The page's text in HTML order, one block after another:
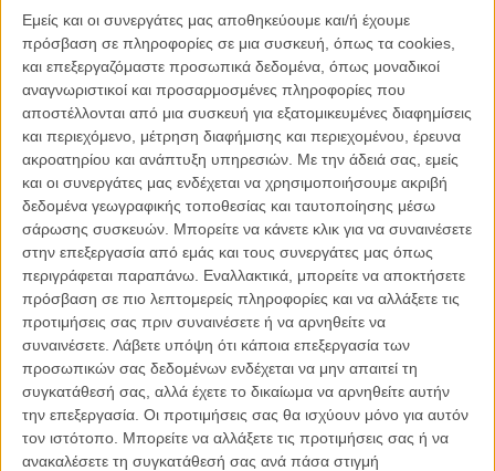
Εμείς και οι συνεργάτες μας αποθηκεύουμε και/ή έχουμε
πρόσβαση σε πληροφορίες σε μια συσκευή, όπως τα cookies,
και επεξεργαζόμαστε προσωπικά δεδομένα, όπως μοναδικοί
αναγνωριστικοί και προσαρμοσμένες πληροφορίες που
αποστέλλονται από μια συσκευή για εξατομικευμένες διαφημίσεις
και περιεχόμενο, μέτρηση διαφήμισης και περιεχομένου, έρευνα
ακροατηρίου και ανάπτυξη υπηρεσιών. Με την άδειά σας, εμείς
και οι συνεργάτες μας ενδέχεται να χρησιμοποιήσουμε ακριβή
δεδομένα γεωγραφικής τοποθεσίας και ταυτοποίησης μέσω
σάρωσης συσκευών. Μπορείτε να κάνετε κλικ για να συναινέσετε
στην επεξεργασία από εμάς και τους συνεργάτες μας όπως
περιγράφεται παραπάνω. Εναλλακτικά, μπορείτε να αποκτήσετε
πρόσβαση σε πιο λεπτομερείς πληροφορίες και να αλλάξετε τις
προτιμήσεις σας πριν συναινέσετε ή να αρνηθείτε να
συναινέσετε. Λάβετε υπόψη ότι κάποια επεξεργασία των
προσωπικών σας δεδομένων ενδέχεται να μην απαιτεί τη
συγκατάθεσή σας, αλλά έχετε το δικαίωμα να αρνηθείτε αυτήν
την επεξεργασία. Οι προτιμήσεις σας θα ισχύουν μόνο για αυτόν
τον ιστότοπο. Μπορείτε να αλλάξετε τις προτιμήσεις σας ή να
ανακαλέσετε τη συγκατάθεσή σας ανά πάσα στιγμή